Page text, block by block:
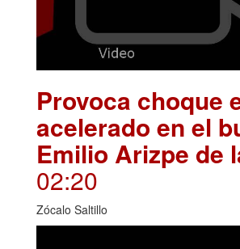
Provoca choque
acelerado en el
Emilio Arizpe de
02:20
Zócalo Saltillo